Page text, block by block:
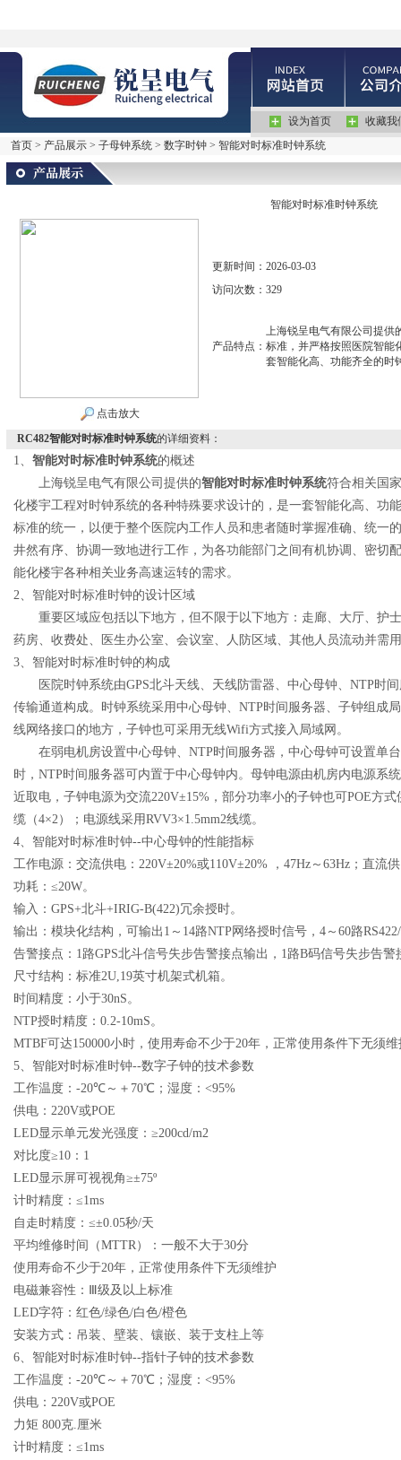
设为首页
收藏我
首页 > 产品展示 > 子母钟系统 > 数字时钟 > 智能对时标准时钟系统
智能对时标准时钟系统
点击放大
更新时间： 2026-03-03
访问次数： 329
产品特点：
上海锐呈电气有限公司提供
标准，并严格按照医院智能
套智能化高、功能齐全的时
RC482智能对时标准时钟系统的详细资料：
1、 智能对时标准时钟系统的概述
上海锐呈电气有限公司提供的智能对时标准时钟系统符合相关国
化楼宇工程对时钟系统的各种特殊要求设计的，是一套智能化高、功
标准的统一，以便于整个医院内工作人员和患者随时掌握准确、统一
井然有序、协调一致地进行工作，为各功能部门之间有机协调、密切
能化楼宇各种相关业务高速运转的需求。
2、智能对时标准时钟的设计区域
重要区域应包括以下地方，但不限于以下地方：走廊、大厅、护
药房、收费处、医生办公室、会议室、人防区域、其他人员流动并需
3、智能对时标准时钟的构成
医院时钟系统由GPS北斗天线、天线防雷器、中心母钟、 NTP时
传输通道构成。时钟系统采用中心母钟、 NTP时间服务器、子钟组成
线网络接口的地方，子钟也可采用无线Wifi方式接入局域网。
在弱电机房设置中心母钟、 NTP时间服务器，中心母钟可设置单
时， NTP时间服务器可内置于中心母钟内。母钟电源由机房内电源系
近取电，子钟电源为交流220V±15%，部分功率小的子钟也可POE方式
缆（4×2）；电源线采用RVV3×1.5mm2线缆。
4、智能对时标准时钟--中心母钟的性能指标
工作电源：交流供电： 220V±20%或110V±20% ， 47Hz～ 63Hz；直流
功耗：≤20W。
输入： GPS+北斗+IRIG-B(422)冗余授时。
输出：模块化结构，可输出 1 ～ 14路NTP网络授时信号， 4～ 60路
告警接点： 1路GPS北斗信号失步告警接点输出， 1路B码信号失步告警
尺寸结构：标准2U,19英寸机架式机箱。
时间精度：小于30nS。
NTP授时精度： 0.2-10mS。
MTBF可达150000小时，使用寿命不少于20年，正常使用条件下无须维
5、智能对时标准时钟--数字子钟的技术参数
工作温度： -20℃～＋ 70℃；湿度： <95%
供电： 220V或POE
LED显示单元发光强度：≥200cd/m2
对比度≥10： 1
LED显示屏可视视角≥±75º
计时精度：≤1ms
自走时精度：≤±0.05秒/天
平均维修时间（MTTR）：一般不大于30分
使用寿命不少于20年，正常使用条件下无须维护
电磁兼容性：Ⅲ级及以上标准
LED字符：红色/绿色/白色/橙色
安装方式：吊装、壁装、镶嵌、装于支柱上等
6、智能对时标准时钟--指针子钟的技术参数
工作温度： -20℃～＋ 70℃；湿度： <95%
供电： 220V或POE
力矩 800克.厘米
计时精度：≤1ms